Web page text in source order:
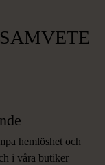
hemlöshet och
i våra butiker